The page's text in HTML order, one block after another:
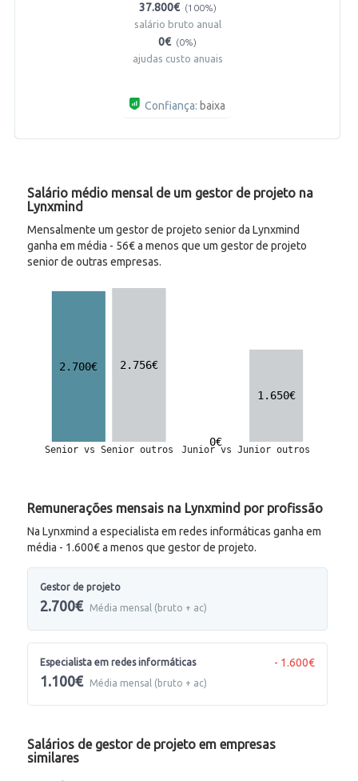
37.800€ (100%)
salário bruto anual
0€ (0%)
ajudas custo anuais
Confiança: baixa
Salário médio mensal de um gestor de projeto na
Lynxmind
Mensalmente um gestor de projeto senior da Lynxmind
ganha em média - 56€ a menos que um gestor de projeto
senior de outras empresas.
Remunerações mensais na Lynxmind por profissão
Na Lynxmind a especialista em redes informáticas ganha em
média - 1.600€ a menos que gestor de projeto.
Gestor de projeto
2.700€ Média mensal (bruto + ac)
Especialista em redes informáticas
1.100€ Média mensal (bruto + ac)
- 1.600€
Salários de gestor de projeto em empresas
similares